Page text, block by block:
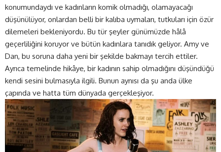
konumundaydı ve kadınların komik olmadığı, olamayacağı
düşünülüyor, onlardan belli bir kalıba uymaları, tutkuları için özür
dilemeleri bekleniyordu. Bu tür şeyler günümüzde hâlâ
geçerliliğini koruyor ve bütün kadınlara tanıdık geliyor. Amy ve
Dan, bu soruna daha yeni bir şekilde bakmayı tercih ettiler.
Ayrıca temelinde hikâye, bir kadının sahip olmadığını düşündüğü
kendi sesini bulmasıyla ilgili. Bunun aynısı da şu anda ülke
çapında ve hatta tüm dünyada gerçekleşiyor.